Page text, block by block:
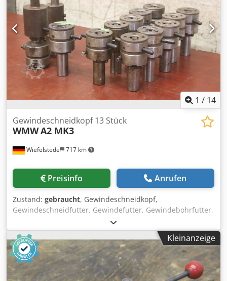
1 / 14
Wiefelstede 717 km
Gewindeschneidkopf 13 Stück
WMWA2 MK3
Preisinfo Anrufen
Zustand: gebraucht, Gewindeschneidkopf,
Gewindeschneidfutter, Gewindefutter, Gewindebohrfutter,
Fräswerkzeug, Gewindeschneidapparat -Hersteller: WMW,
selbstöffnende Gewindeschneidköpfe Typ A2 13 Stück -
Größe: M16 x 1,75 Aufnahme MK3 2 Stück -Größe: M10 x
1,5 1 Stück -Größe: Ø 17 mm 10 Stück -Preis/Abgabe:
komplett Cedoru Ra Sspfx Am Rsrf -Transportabmessung:
400/250/H270 mm -Gewicht: 22 kg
Kleinanzeige